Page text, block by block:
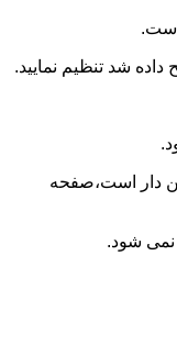
شد تنظیم نمایید.
دار است،صفحه